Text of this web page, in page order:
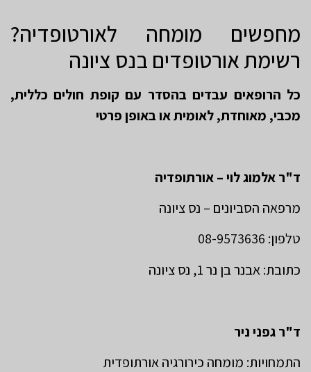
מחפשים מומחה לאורטופדיה?
רשימת אורטופדים בנס ציונה
כל הרופאים עבדים בהסדר עם קופת חולים כללית,
מכבי, מאוחדת, לאומית או באופן פרטי
ד"ר אלמוג לוי – אורתופדיה
מרפאה הסביונים – נס ציונה
טלפון: 08-9573636
כתובת: אבנר בן נר 1, נס ציונה
ד"ר גפני ניר
התמחויות: מומחה כירורגיה אורתופדית